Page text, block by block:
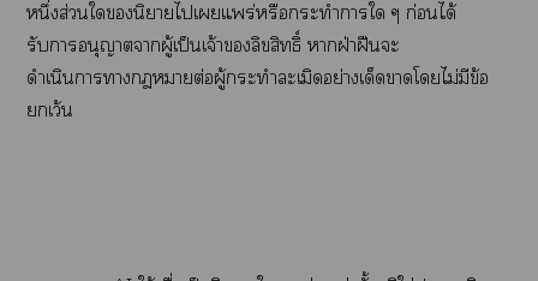
หนึ่งส่วนในิยายไเแพร่หรือกระทำาใ ๆ ก่อนได้
รับาอนุญาตาผู้เป็นเจ้าลิขสิทธิ์ าฝ่าฝืนะ
ดำเนินาาาต่อผู้กระทำละเมิดอย่างเด็ดาโไม่มีข้อ
ยกเว้น